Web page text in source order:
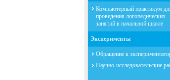
Компьютерный практикум
проведения логопедических
занятий в начальной школе
Эксперименты
Обращение к
Научно-исследовательские